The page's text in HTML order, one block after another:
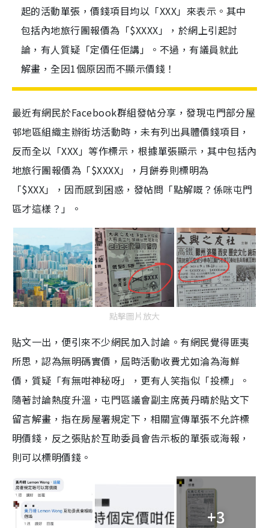
起的活動單張，價錢項目均以「XXX」來表示。其中
包括內地旅行團報價為「$XXXX」，於網上引起討
論，有人質疑「定價任佢講」。不過，有議員就此
解畫，全因1個原因而不顯示價錢！
最近有網民於Facebook群組發帖分享，發現屯門部分屋
邨地區組織主辦街坊活動時，未有列出具體價錢項目，
反而全以「XXX」等作標示，根據單張顯示，其中包括內
地旅行團報價為「$XXXX」，月餅券則標明為
「$XXX」，因而感到困惑，發帖問「點解嘅？係咪屯門
區才這樣？」。
點擊圖片放大
貼文一出，便引來不少網民加入討論。有網民覺得匪夷
所思，認為無明碼實價，屆時活動收費尤如淪為海鮮
價，質疑「有無咁神秘呀」，更有人笑指似「投標」。
隨著討論熱度升溫，屯門區議會副主席黃丹晴於貼文下
留言解畫，指在房屋署規定下，相關宣傳單張不允許標
明價錢，反之張貼於互助委員會告示板的單張或海報，
則可以標明價錢。
+3